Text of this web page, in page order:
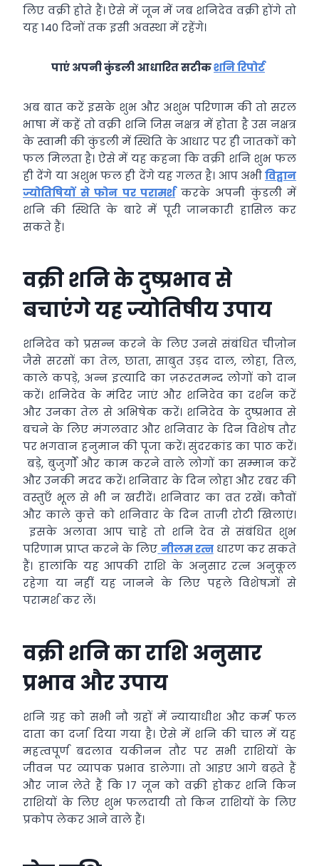
लिए वक्री होते हैं। ऐसे में जून में जब शनिदेव वक्री होंगे तो
यह 140 दिनों तक इसी अवस्था में रहेंगे।
पाएं अपनी कुंडली आधारित सटीकशनि रिपोर्ट
अब बात करें इसके शुभ और अशुभ परिणाम की तो सरल
भाषा में कहें तो वक्री शनि जिस नक्षत्र में होता है उस नक्षत्र
के स्वामी की कुंडली में स्थिति के आधार पर ही जातकों को
फल मिलता है। ऐसे में यह कहना कि वक्री शनि शुभ फल
ही देंगे या अशुभ फल ही देंगे यह गलत है। आप अभीविद्वान
ज्योतिषियों से फोन पर परामर्शकरके अपनी कुंडली में
शनि की स्थिति के बारे में पूरी जानकारी हासिल कर
सकते हैं।
वक्री शनि के दुष्प्रभाव से
बचाएंगे यह ज्योतिषीय उपाय
शनिदेव को प्रसन्न करने के लिए उनसे संबंधित चीज़ोन
जैसे सरसों का तेल, छाता, साबुत उड़द दाल, लोहा, तिल,
काले कपड़े, अन्न इत्यादि का ज़रूरतमन्द लोगों को दान
करें। शनिदेव के मंदिर जाएं और शनिदेव का दर्शन करें
और उनका तेल से अभिषेक करें। शनिदेव के दुष्प्रभाव से
बचने के लिए मंगलवार और शनिवार के दिन विशेष तौर
पर भगवान हनुमान की पूजा करें। सुंदरकांड का पाठ करें।
बड़े, बुजुर्गों और काम करने वाले लोगों का सम्मान करें
और उनकी मदद करें। शनिवार के दिन लोहा और रबर की
वस्तुएँ भूल से भी न खरीदें। शनिवार का व्रत रखें। कौवों
और काले कुत्ते को शनिवार के दिन ताज़ी रोटी खिलाएं।
इसके अलावा आप चाहे तो शनि देव से संबंधित शुभ
परिणाम प्राप्त करने के लिए नीलम रत्नधारण कर सकते
हैं। हालांकि यह आपकी राशि के अनुसार रत्न अनुकूल
रहेगा या नहीं यह जानने के लिए पहले विशेषज्ञों से
परामर्श कर लें।
वक्री शनि का राशि अनुसार
प्रभाव और उपाय
शनि ग्रह को सभी नौ ग्रहों में न्यायाधीश और कर्म फल
दाता का दर्जा दिया गया है। ऐसे में शनि की चाल में यह
महत्वपूर्ण बदलाव यकीनन तौर पर सभी राशियों के
जीवन पर व्यापक प्रभाव डालेगा। तो आइए आगे बढ़ते हैं
और जान लेते हैं कि 17 जून को वक्री होकर शनि किन
राशियों के लिए शुभ फलदायी तो किन राशियों के लिए
प्रकोप लेकर आने वाले हैं।